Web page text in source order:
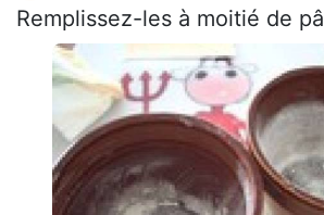
Remplissez-les à moitié de